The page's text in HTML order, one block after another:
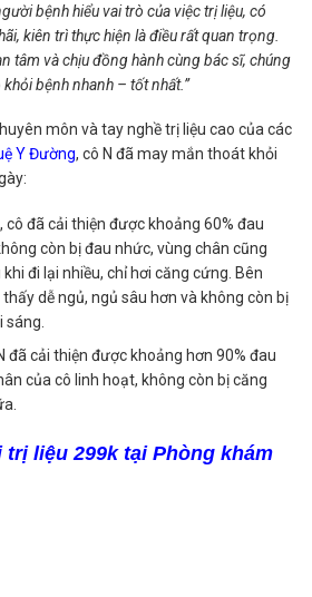
bệnh hiểu vai trò của việc trị liệu, có
kiên trì thực hiện là điều rất quan trọng.
tâm và chịu đồng hành cùng bác sĩ, chúng
bệnh nhanh – tốt nhất.”
môn và tay nghề trị liệu cao của các
Y Đường, cô N đã may mắn thoát khỏi
cô đã cải thiện được khoảng 60% đau
còn bị đau nhức, vùng chân cũng
đi lại nhiều, chỉ hơi căng cứng. Bên
dễ ngủ, ngủ sâu hơn và không còn bị
đã cải thiện được khoảng hơn 90% đau
của cô linh hoạt, không còn bị căng
trị liệu 299k tại Phòng khám